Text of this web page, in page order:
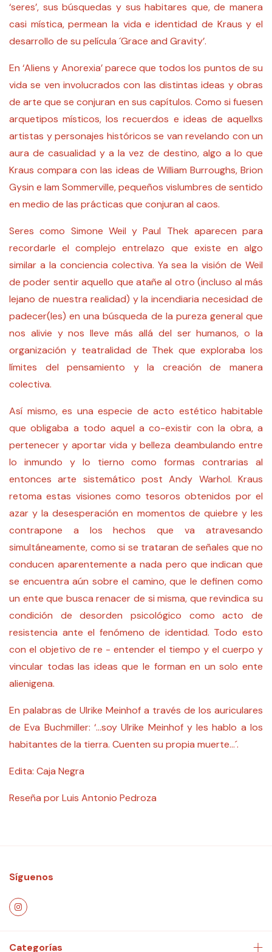
‘seres’, sus búsquedas y sus habitares que, de manera
casi mística, permean la vida e identidad de Kraus y el
desarrollo de su película ´Grace and Gravity’.
En ‘Aliens y Anorexia’parece que todos los puntos de su
vida se ven involucrados con las distintas ideas y obras
de arte que se conjuran en sus capítulos. Como si fuesen
arquetipos místicos, los recuerdos e ideas de aquellxs
artistas y personajes históricos se van revelando con un
aura de casualidad y a la vez de destino, algo a lo que
Kraus compara con las ideas de William Burroughs, Brion
Gysin e Iam Sommerville, pequeños vislumbres de sentido
en medio de las prácticas que conjuran al caos.
Seres como Simone Weil y Paul Thek aparecen para
recordarle el complejo entrelazo que existe en algo
similar a la conciencia colectiva. Ya sea la visión de Weil
de poder sentir aquello que atañe al otro (incluso al más
lejano de nuestra realidad) y la incendiaria necesidad de
padecer(les) en una búsqueda de la pureza general que
nos alivie y nos lleve más allá del ser humanos, o la
organización y teatralidad de Thek que exploraba los
límites del pensamiento y la creación de manera
colectiva.
Así mismo, es una especie de acto estético habitable
que obligaba a todo aquel a co-existir con la obra, a
pertenecer y aportar vida y belleza deambulando entre
lo inmundo y lo tierno como formas contrarias al
entonces arte sistemático post Andy Warhol. Kraus
retoma estas visiones como tesoros obtenidos por el
azar y la desesperación en momentos de quiebre y les
contrapone a los hechos que va atravesando
simultáneamente, como si se trataran de señales que no
conducen aparentemente a nada pero que indican que
se encuentra aún sobre el camino, que le definen como
un ente que busca renacer de si misma, que revindica su
condición de desorden psicológico como acto de
resistencia ante el fenómeno de identidad. Todo esto
con el objetivo de re - entender el tiempo y el cuerpo y
vincular todas las ideas que le forman en un solo ente
alienigena.
En palabras de Ulrike Meinhof a través de los auriculares
de Eva Buchmiller: ‘…soy Ulrike Meinhof y les hablo a los
habitantes de la tierra. Cuenten su propia muerte…´.
Edita: Caja Negra
Reseña por Luis Antonio Pedroza
Síguenos
Categorías